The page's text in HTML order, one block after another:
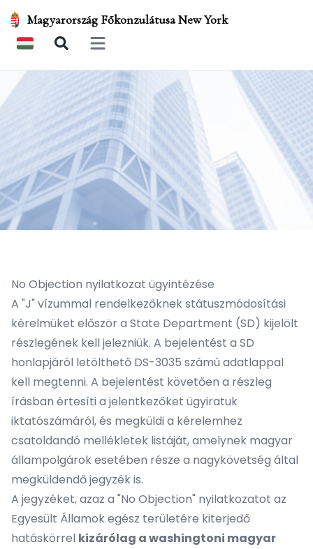
Magyarország Főkonzulátusa New York
Open main menu
No Objection nyilatkozat ügyintézése
A "J" vízummal rendelkezőknek státuszmódosítási
kérelmüket először a State Department (SD) kijelölt
részlegének kell jelezniük. A bejelentést a SD
honlapjáról letölthető DS-3035 számú adatlappal
kell megtenni. A bejelentést követően a részleg
írásban értesíti a jelentkezőket ügyiratuk
iktatószámáról, és megküldi a kérelemhez
csatoldandó mellékletek listáját, amelynek magyar
állampolgárok esetében része a nagykövetség által
megküldendő jegyzék is.
A jegyzéket, azaz a "No Objection" nyilatkozatot az
Egyesült Államok egész területére kiterjedő
hatáskörrel kizárólag a washingtoni magyar